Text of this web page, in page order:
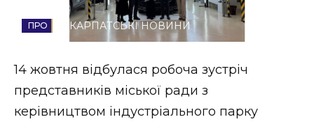
Стиль життя
Втрачений Ужгород
Втрачений Ужгород (відеоверсія)
ЗАКАРПАТСЬКІ НОВИНИ
14 жовтня відбулася робоча зустріч
представників міської ради з
керівництвом індустріального парку